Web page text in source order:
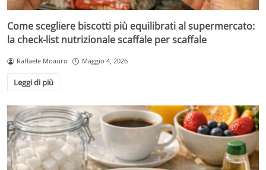
Come scegliere biscotti più equilibrati al supermercato:
la check-list nutrizionale scaffale per scaffale
Raffaele Moauro Maggio 4, 2026
Leggi di più